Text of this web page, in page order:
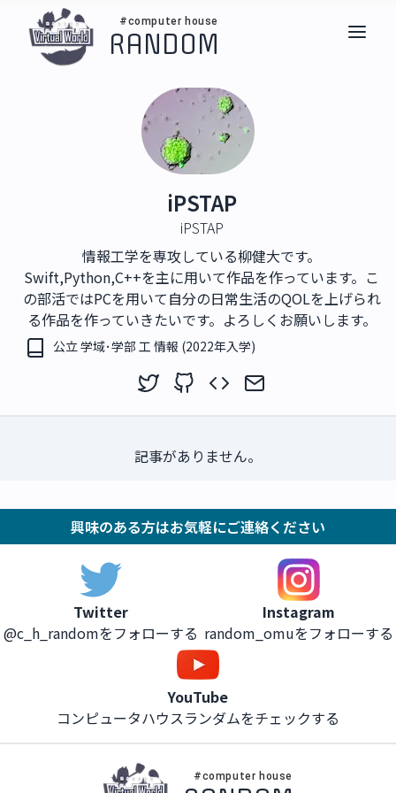
#computer house
RANDOM
iPSTAP
iPSTAP
情報工学を専攻している柳健大です。
Swift,Python,C++を主に用いて作品を作っています。こ
の部活ではPCを用いて自分の日常生活のQOLを上げられ
る作品を作っていきたいです。よろしくお願いします。
公立 学域･学部 工 情報 (2022年入学)
記事がありません。
興味のある方はお気軽にご連絡ください
Twitter
@c_h_randomをフォローする
Instagram
random_omuをフォローする
YouTube
コンピュータハウスランダムをチェックする
#computer house